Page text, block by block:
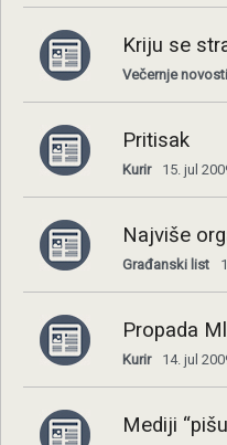
Kriju se
Večernje novosti
Pritisak
Kurir 15. jul
Najviše
Građanski list
Propada
Kurir 14. jul
Mediji